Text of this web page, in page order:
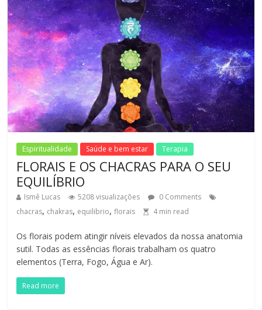
Espiritualidade Saúde e bem estar Terapia
FLORAIS E OS CHACRAS PARA O SEU
EQUILÍBRIO
Ismê Lucas 5208 visualizações
0 Comments
chacras, chakras, equilibrio,florais 4min read
Os florais podem atingir níveis elevados da nossa anatomia
sutil. Todas as essências florais trabalham os quatro
elementos (Terra, Fogo, Água e Ar).
Read more